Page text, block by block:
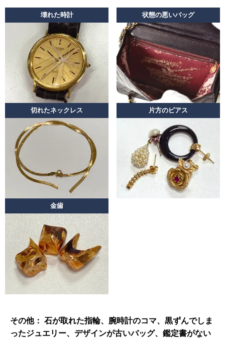
壊れた時計 状態の悪いバッグ
切れたネックレス 片方のピアス
金歯
その他： 石が取れた指輪、腕時計のコマ、黒ずんでしま
ったジュエリー、 デザインが古いバッグ、鑑定書がない